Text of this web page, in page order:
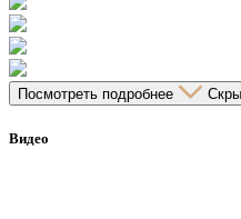
Посмотреть подробнее
Видео